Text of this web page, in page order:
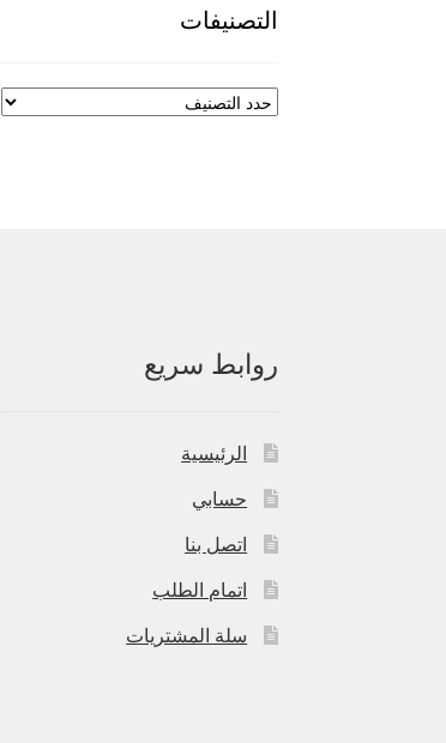
التصنيفات
روابط سريع
الرئيسية
حسابي
اتصل بنا
اتمام الطلب
سلة المشتريات